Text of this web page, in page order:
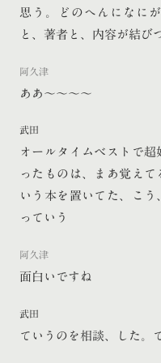
思う。どのへんになに
と、著者と、内容が結び
阿久津
ああ〜〜〜〜
武田
オールタイムベストで
ったものは、まあ覚え
いう本を置いてた、こう
っていう
阿久津
面白いですね
武田
ていうのを相談、した。